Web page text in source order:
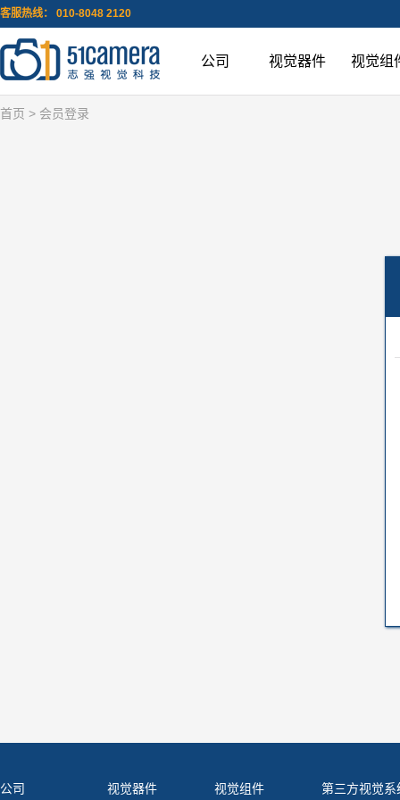
客服热线： 010-8048 2120
公司 视觉器件 视觉组
首页 > 会员登录
公司 视觉器件 视觉组件 第三方视觉系